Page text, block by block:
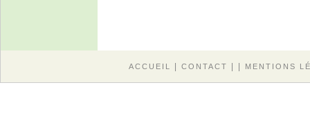
ACCUEIL CONTACT MENTIONS